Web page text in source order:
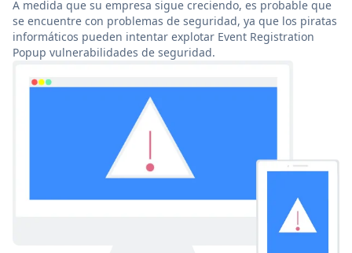
A medida que su empresa sigue creciendo, es probable que
se encuentre con problemas de seguridad, ya que los piratas
informáticos pueden intentar explotar Event Registration
Popup vulnerabilidades de seguridad.